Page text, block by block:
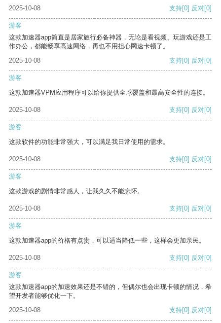
2025-10-08 支持[0] 反对[0]
游客
这款加速器app简直是居家旅行必备神器，无论是看视频、玩游戏还是工
作办公，都能畅享高速网络，再也不用担心网速卡顿了。
2025-10-08
支持[0] 反对[0]
游客
这款加速器VPM应用程序可以给你提供全球覆盖和最高安全性的连接。
2025-10-08 支持[0] 反对[0]
游客
这款软件的功能非常强大，可以满足我日常使用的需求。
2025-10-08 支持[0] 反对[0]
游客
这款游戏的剧情非常感人，让我久久不能忘怀。
2025-10-08 支持[0] 反对[0]
游客
这款加速器app的价格有点贵，可以适当降低一些，这样会更加亲民。
2025-10-08 支持[0] 反对[0]
游客
这款加速器app的加速效果还是不错的，但偶尔也会出现卡顿的情况，希
望开发者能够优化一下。
2025-10-08
支持[0] 反对[0]